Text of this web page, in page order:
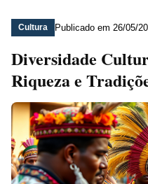
Cultura Publicado em 26/05/
Diversidade
Riqueza e